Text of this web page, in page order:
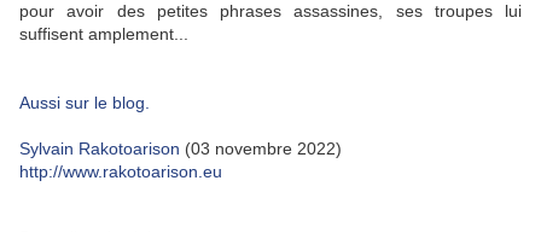
pour avoir des petites phrases assassines, ses troupes lui
suffisent amplement...
Aussi sur le blog.
Sylvain Rakotoarison (03 novembre 2022)
http://www.rakotoarison.eu